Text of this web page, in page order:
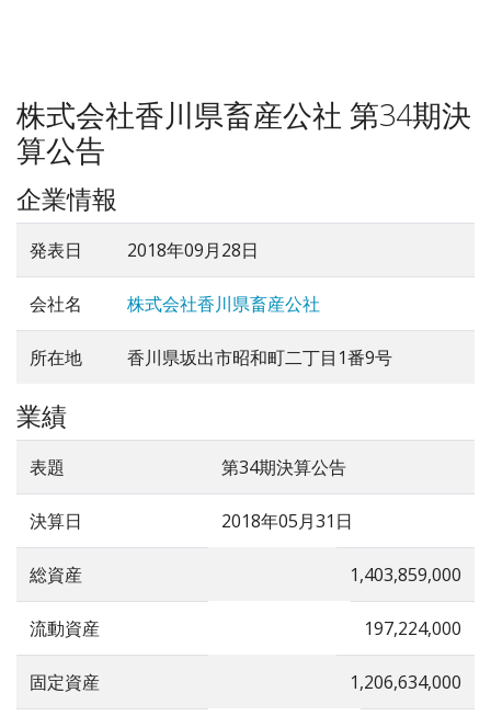
株式会社香川県畜産公社 第34期決
算公告
企業情報
発表日 2018年09月28日
会社名 株式会社香川県畜産公社
所在地 香川県坂出市昭和町二丁目1番9号
業績
表題 第34期決算公告
決算日 2018年05月31日
総資産 1,403,859,000
流動資産 197,224,000
固定資産 1,206,634,000